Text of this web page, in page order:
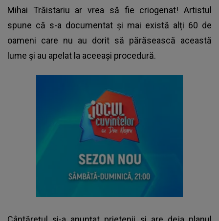
Mihai Trăistariu ar vrea să fie criogenat! Artistul
spune că s-a documentat și mai există alți 60 de
oameni care nu au dorit să părăsească această
lume și au apelat la aceeași procedură.